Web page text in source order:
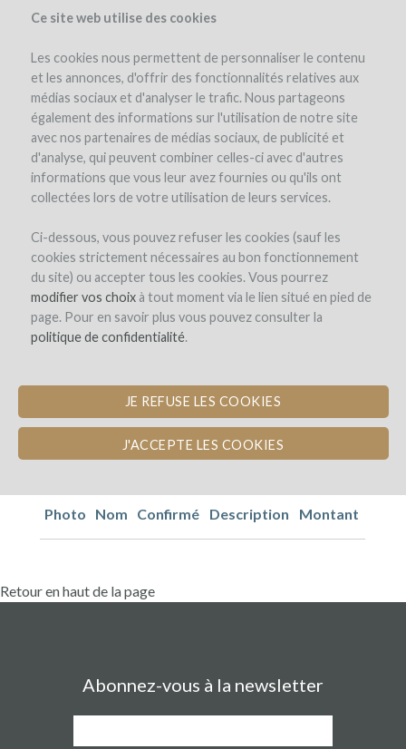
Ce site web utilise des cookies
Les cookies nous permettent de personnaliser le contenu
et les annonces, d'offrir des fonctionnalités relatives aux
médias sociaux et d'analyser le trafic. Nous partageons
également des informations sur l'utilisation de notre site
avec nos partenaires de médias sociaux, de publicité et
d'analyse, qui peuvent combiner celles-ci avec d'autres
informations que vous leur avez fournies ou qu'ils ont
collectées lors de votre utilisation de leurs services.
Ci-dessous, vous pouvez refuser les cookies (sauf les
cookies strictement nécessaires au bon fonctionnement
du site) ou accepter tous les cookies. Vous pourrez
modifier vos choixà tout moment via le lien situé en pied de
page. Pour en savoir plus vous pouvez consulter la
politique de confidentialité.
JE REFUSE LES COOKIES
J'ACCEPTE LES COOKIES
le projet l'équipe détails du projet les avantages avis d'experts
détails de l'investissement détails de l'opération
Domaine de Bellene
RESTRUCTURATION DU VIGNOBLE
Photo Nom Confirmé Description Montant
Retour en haut de la page
Abonnez-vous à la newsletter